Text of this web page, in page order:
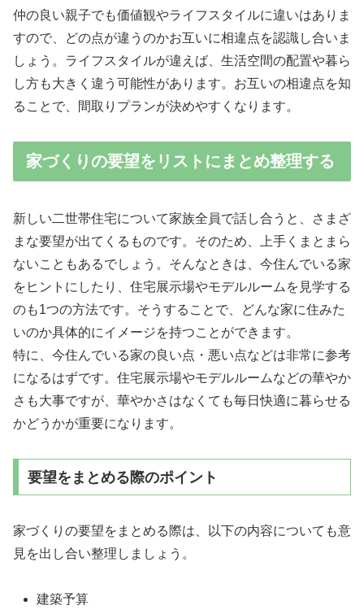
仲の良い親子でも価値観やライフスタイルに違いはありま
すので、どの点が違うのかお互いに相違点を認識し合いま
しょう。ライフスタイルが違えば、生活空間の配置や暮ら
し方も大きく違う可能性があります。お互いの相違点を知
ることで、間取りプランが決めやすくなります。
家づくりの要望をリストにまとめ整理する
新しい二世帯住宅について家族全員で話し合うと、さまざ
まな要望が出てくるものです。そのため、上手くまとまら
ないこともあるでしょう。そんなときは、今住んでいる家
をヒントにしたり、住宅展示場やモデルルームを見学する
のも1つの方法です。そうすることで、どんな家に住みた
いのか具体的にイメージを持つことができます。
特に、今住んでいる家の良い点・悪い点などは非常に参考
になるはずです。住宅展示場やモデルルームなどの華やか
さも大事ですが、華やかさはなくても毎日快適に暮らせる
かどうかが重要になります。
要望をまとめる際のポイント
家づくりの要望をまとめる際は、以下の内容についても意
見を出し合い整理しましょう。
建築予算